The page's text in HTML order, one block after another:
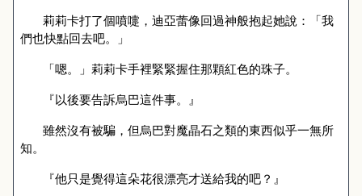
莉莉卡打了個噴嚏，迪亞蕾像回過神般抱起她說：「我
們也快點回去吧。」
「嗯。」莉莉卡手裡緊緊握住那顆紅色的珠子。
『以後要告訴烏巴這件事。』
雖然沒有被騙，但烏巴對魔晶石之類的東西似乎一無所
知。
『他只是覺得這朵花很漂亮才送給我的吧？』